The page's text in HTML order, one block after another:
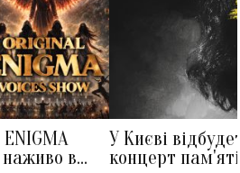
в
У Києві
концерт